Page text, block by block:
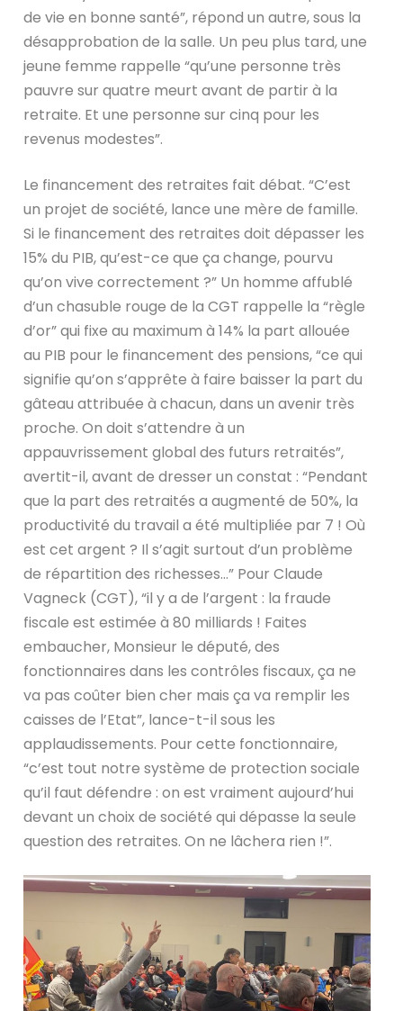
de vie en bonne santé”, répond un autre, sous la
désapprobation de la salle. Un peu plus tard, une
jeune femme rappelle “qu’une personne très
pauvre sur quatre meurt avant de partir à la
retraite. Et une personne sur cinq pour les
revenus modestes”.
Le financement des retraites fait débat. “C’est
un projet de société, lance une mère de famille.
Si le financement des retraites doit dépasser les
15% du PIB, qu’est-ce que ça change, pourvu
qu’on vive correctement ?” Un homme affublé
d’un chasuble rouge de la CGT rappelle la “règle
d’or” qui fixe au maximum à 14% la part allouée
au PIB pour le financement des pensions, “ce qui
signifie qu’on s’apprête à faire baisser la part du
gâteau attribuée à chacun, dans un avenir très
proche. On doit s’attendre à un
appauvrissement global des futurs retraités”,
avertit-il, avant de dresser un constat : “Pendant
que la part des retraités a augmenté de 50%, la
productivité du travail a été multipliée par 7 ! Où
est cet argent ? Il s’agit surtout d’un problème
de répartition des richesses…” Pour Claude
Vagneck (CGT), “il y a de l’argent : la fraude
fiscale est estimée à 80 milliards ! Faites
embaucher, Monsieur le député, des
fonctionnaires dans les contrôles fiscaux, ça ne
va pas coûter bien cher mais ça va remplir les
caisses de l’Etat”, lance-t-il sous les
applaudissements. Pour cette fonctionnaire,
“c’est tout notre système de protection sociale
qu’il faut défendre : on est vraiment aujourd’hui
devant un choix de société qui dépasse la seule
question des retraites. On ne lâchera rien !”.